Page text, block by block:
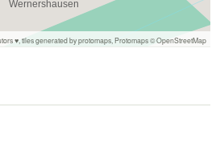
♥, tiles generated by protomaps Protomaps©OpenStreetMap